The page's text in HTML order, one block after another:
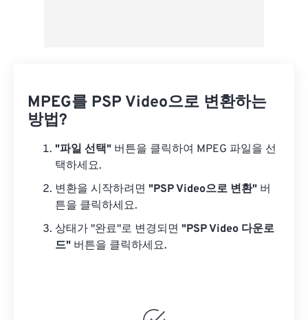
MPEG를 PSP Video으로 변환하는
방법?
"파일 선택" 버튼을 클릭하여 MPEG 파일을 선
택하세요.
변환을 시작하려면 "PSP Video으로 변환" 버
튼을 클릭하세요.
상태가 "완료"로 변경되면 "PSP Video 다운로
드" 버튼을 클릭하세요.